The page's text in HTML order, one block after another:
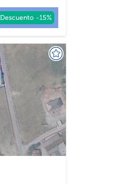
Descuento -15%